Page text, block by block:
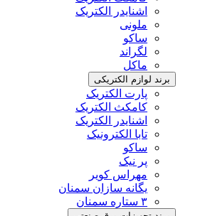
اشنایدر الکتریک
ملونی
ساکو
لگراند
ماکل
برند لوازم الکتریکی
پارت الکتریک
کامکث الکتریک
اشنایدر الکتریک
تابا الکترونیک
ساکو
پر نیک
مهراس کویر
یگانه سازان سمنان
۳ ستاره سمنان